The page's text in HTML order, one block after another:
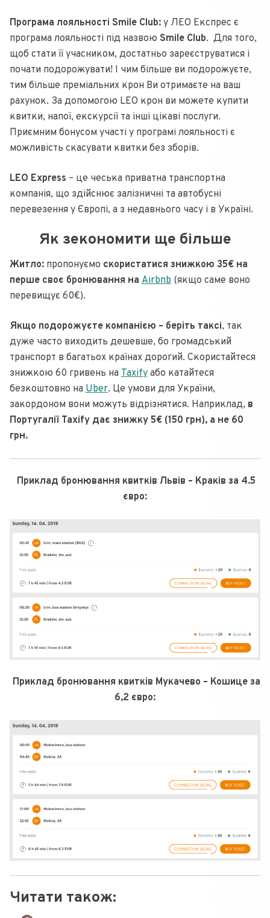
Програма лояльності Smile Club: у ЛЕО Експрес є
програма лояльності під назвою Smile Club. Для того,
щоб стати її учасником, достатньо зареєструватися і
почати подорожувати! І чим більше ви подорожуєте,
тим більше преміальних крон Ви отримаєте на ваш
рахунок. За допомогою LEO крон ви можете купити
квитки, напої, екскурсії та інші цікаві послуги.
Приємним бонусом участі у програмі лояльності є
можливість скасувати квитки без зборів.
LEO Express – це чеська приватна транспортна
компанія, що здійснює залізничні та автобусні
перевезення у Європі, а з недавнього часу і в Україні.
Як зекономити ще більше
Житло: пропонуємо скористатися знижкою 35€ на
перше своє бронювання на Airbnb (якщо саме воно
перевищує 60€).
Якщо подорожуєте компанією – беріть таксі, так
дуже часто виходить дешевше, бо громадський
транспорт в багатьох країнах дорогий. Скористайтеся
знижкою 60 гривень на Taxify або катайтеся
безкоштовно на Uber. Це умови для України,
закордоном вони можуть відрізнятися. Наприклад, в
Португалії Taxify дає знижку 5€ (150 грн), а не 60
грн.
Приклад бронювання квитків Львів – Краків за 4.5
євро:
Приклад бронювання квитків Мукачево – Кошице за
6,2 євро:
Читати також: